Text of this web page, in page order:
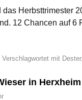
das Herbsttrimester
12 Chancen auf
Verschlagwortet mit Dester,
in Herxheim